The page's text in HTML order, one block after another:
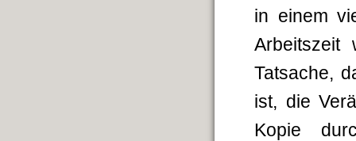
in einem
Arbeitszeit
Tatsache,
ist, die
Kopie